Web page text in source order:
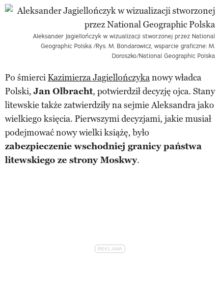
Aleksander Jagiellończyk w wizualizacji stworzonej przez National
Geographic Polska /Rys. M. Bondarowicz, wsparcie graficzne: M.
Doroszko/National Geographic Polska
Po śmierci Kazimierza Jagiellończykanowy władca
Polski, Jan Olbracht, potwierdził decyzję ojca. Stany
litewskie także zatwierdziły na sejmie Aleksandra jako
wielkiego księcia. Pierwszymi decyzjami, jakie musiał
podejmować nowy wielki książę, było
zabezpieczenie wschodniej granicy państwa
litewskiego ze strony Moskwy.